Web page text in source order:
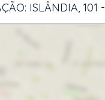
ISLÂNDIA,